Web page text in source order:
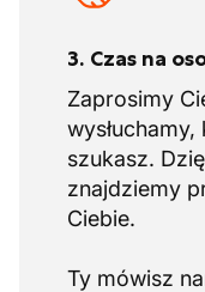
3. Czas na
Zaprosimy
szukasz.
znajdziemy
Ciebie.
Ty mówisz